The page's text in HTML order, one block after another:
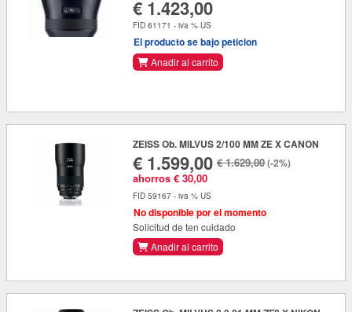
€ 1.423,00
FID 61171 - iva % US
El producto se bajo peticion
Anadir al carrito
ZEISS Ob. MILVUS 2/100 MM ZE X CANON
€ 1.599,00
ahorros € 30,00
€ 1.629,00(-2%)
FID 59167 - iva % US
No disponible por el momento
Solicitud de ten cuidado
Anadir al carrito